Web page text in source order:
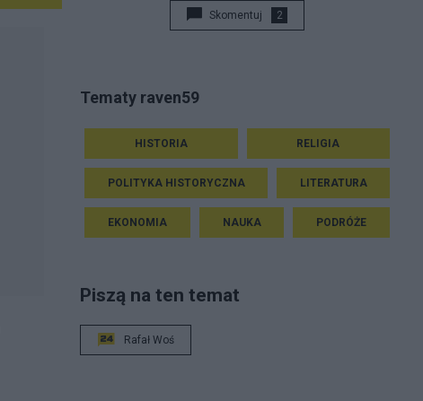
Skomentuj 2
Tematy raven59
HISTORIA RELIGIA
POLITYKA HISTORYCZNA LITERATURA
EKONOMIA NAUKA PODRÓŻE
Piszą na ten temat
Rafał Woś